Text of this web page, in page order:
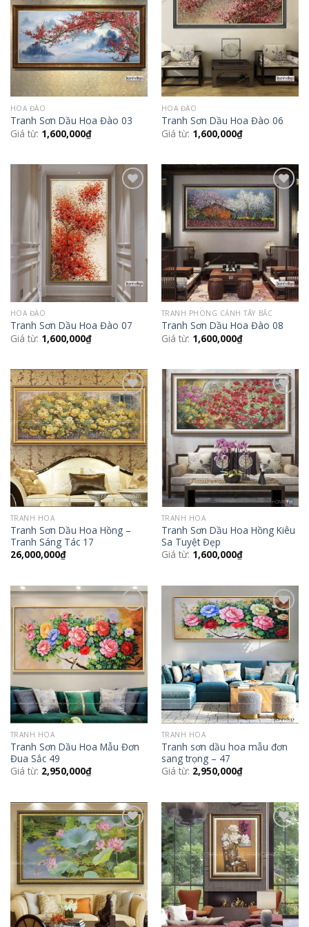
Wishlist
HOA ĐÀO
Tranh Sơn Dầu Hoa Đào 03
Giá từ: 1,600,000₫
Wishlist
HOA ĐÀO
Tranh Sơn Dầu Hoa Đào 06
Giá từ: 1,600,000₫
Add to
Wishlist
HOA ĐÀO
Tranh Sơn Dầu Hoa Đào 07
Giá từ: 1,600,000₫
Add to
Wishlist
TRANH PHONG CẢNH TÂY BẮC
Tranh Sơn Dầu Hoa Đào 08
Giá từ: 1,600,000₫
Add to
Wishlist
TRANH HOA
Tranh Sơn Dầu Hoa Hồng –
Tranh Sáng Tác 17
26,000,000₫
Add to
Wishlist
TRANH HOA
Tranh Sơn Dầu Hoa Hồng Kiêu
Sa Tuyệt Đẹp
Giá từ: 1,600,000₫
Add to
Wishlist
TRANH HOA
Tranh Sơn Dầu Hoa Mẫu Đơn
Đua Sắc 49
Giá từ: 2,950,000₫
Add to
Wishlist
TRANH HOA
Tranh sơn dầu hoa mẫu đơn
sang trọng – 47
Giá từ: 2,950,000₫
Add to
Wishlist
Add to
Wishlist